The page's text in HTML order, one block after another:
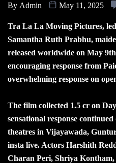
By Admin May 11, 2025
Tra La La Moving Pictures,
Samantha Ruth Prabhu,
released worldwide on May
encouraging response from
overwhelming response on
The film collected 1.5 cr on
sensational response
theatres in Vijayawada,
insta live. Actors Harshith
Charan Peri, Shriya